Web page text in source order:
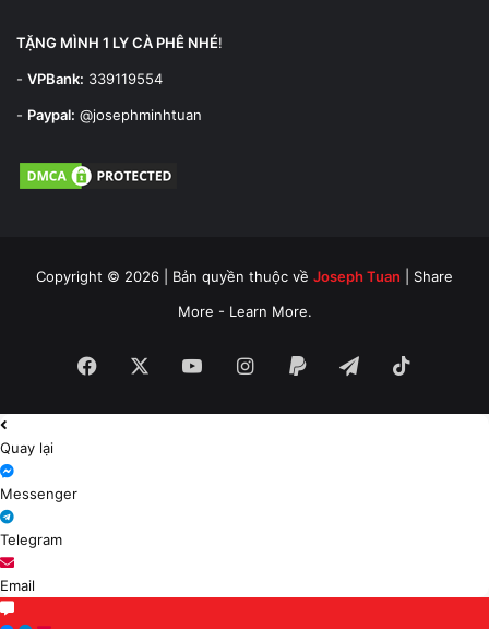
TẶNG MÌNH 1 LY CÀ PHÊ NHÉ!
- VPBank: 339119554
- Paypal: @josephminhtuan
Copyright © 2026 | Bản quyền thuộc về Joseph Tuan | Share
More - Learn More.
Facebook YouTubeInstagram
Paypal Telegram
Quay lại
Messenger
Telegram
Email